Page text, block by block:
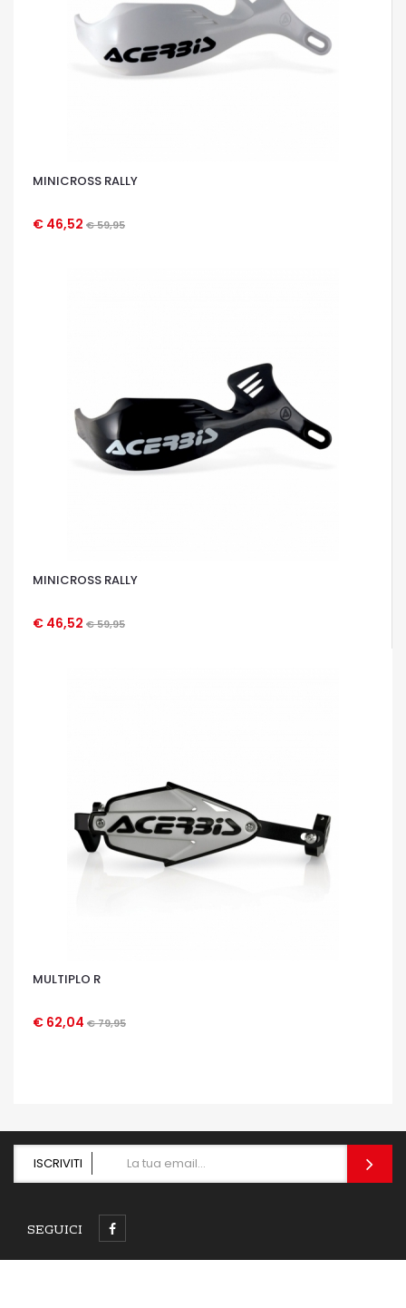
MINICROSS RALLY
€ 46,52 € 59,95
OCCHIATA VELOCE
MINICROSS RALLY
€ 46,52 € 59,95
OCCHIATA VELOCE
MULTIPLO R
€ 62,04 € 79,95
OCCHIATA VELOCE
ISCRIVITI
SEGUICI